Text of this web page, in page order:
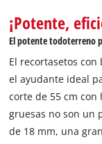
¡Potente,
El potente todoterreno
El recortasetos con
el ayudante ideal
corte de 55 cm con
gruesas no son un
de 18 mm, una